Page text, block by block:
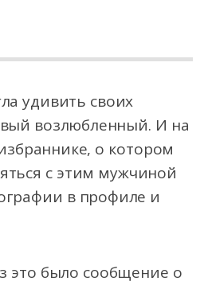
удивить своих
возлюбленный. И на
о котором
с этим мужчиной
в профиле и
это было сообщение о